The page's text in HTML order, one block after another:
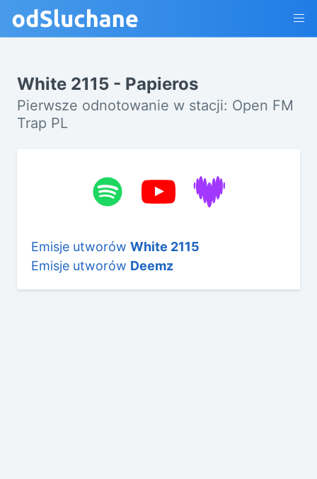
White 2115 - Papieros
Pierwsze odnotowanie w stacji: Open FM
Trap PL
Emisje utworów White 2115
Emisje utworów Deemz